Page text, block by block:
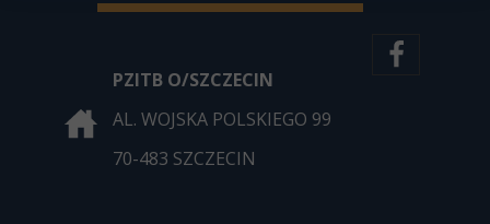
PZITB O/SZCZECIN
AL. WOJSKA POLSKIEGO 99
70-483 SZCZECIN